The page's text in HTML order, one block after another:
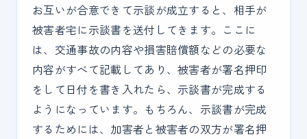
お互いが合意できて示談が成立すると、相手が
被害者宅に示談書を送付してきます。ここに
は、交通事故の内容や損害賠償額などの必要な
内容がすべて記載してあり、被害者が署名押印
をして日付を書き入れたら、示談書が完成する
ようになっています。もちろん、示談書が完成
するためには、加害者と被害者の双方が署名押